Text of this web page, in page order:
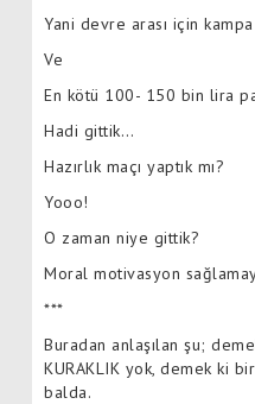
Yani devre arası için
Ve
En kötü 100- 150 bin lira
Hadi gittik…
Hazırlık maçı yaptık mı?
Yooo!
O zaman niye gittik?
Moral motivasyon
***
Buradan anlaşılan şu;
KURAKLIK yok, demek ki
balda.